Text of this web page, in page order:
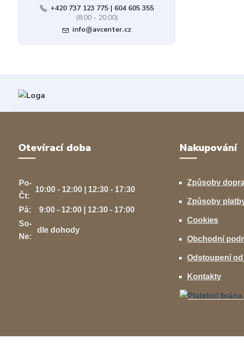
+420 737 123 775 | 604 605 355
(8:00 - 20:00)
info@avcenter.cz
Otevírací doba
Po-
Čt:
10:00 - 12:00 | 12:30 - 17:30
Pá:
9:00 - 12:00 | 12:30 - 17:00
So-
Ne:
dle dohody
Nakupování
Způsoby
Způsoby
Cookies
Obchodní
Odstoupení
Kontakty